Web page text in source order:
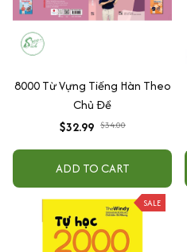
8000 Từ Vựng Tiếng Hàn Theo
Chủ Đề
$32.99 $34.00
ADD TO CART
SALE